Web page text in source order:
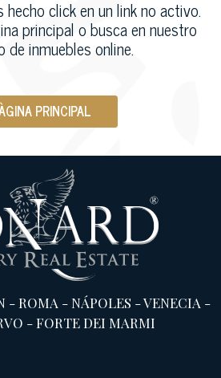
click en un link no activo.
principal o busca en nuestro
de inmuebles online.
PRINCIPAL
-ROMA -NÁPOLES -VENECIA -
-FORTE DEI MARMI